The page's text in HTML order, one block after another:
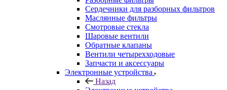
Сердечники для разборных фильтров
Маслянные фильтры
Смотровые стекла
Шаровые вентили
Обратные клапаны
Вентили четырехходовые
Запчасти и аксессуары
Электронные устройства
Назад